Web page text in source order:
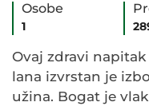
Osobe
1
Ovaj zdravi
lana izvrstan je
užina. Bogat je